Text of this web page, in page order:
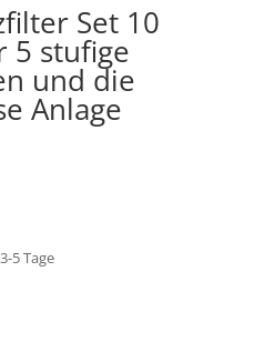
Set 10
5 stufige
und die
Anlage
5 Tage